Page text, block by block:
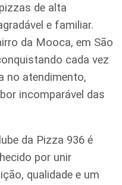
de alta
e familiar.
da Mooca, em São
cada vez
no atendimento,
incomparável das
da Pizza 936 é
por unir
qualidade e um